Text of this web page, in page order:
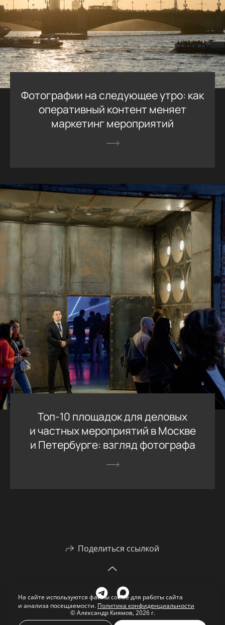
Фотографии на следующее утро: как
оперативный контент меняет
маркетинг мероприятий
Топ-10 площадок для деловых
и частных мероприятий в Москве
и Петербурге: взгляд фотографа
Поделиться ссылкой
© Александр Киямов, 2026 г.
На сайте используются файлы cookie для работы сайта
и анализа посещаемости. Политика конфиденциальности